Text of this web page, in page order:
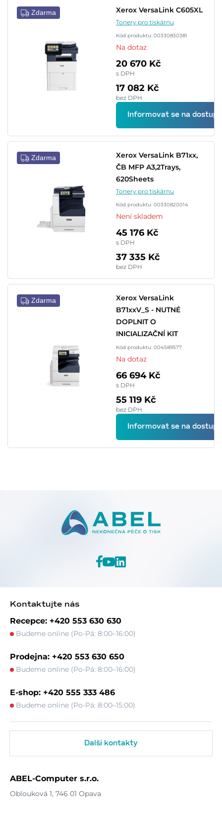
Zdarma Xerox VersaLink C605XL
Tonery pro tiskárnu
Kód produktu: 00330830381
Na dotaz
20 670 Kč
s DPH
17 082 Kč
bez DPH
Informovat se na
Zdarma
Xerox VersaLink B71xx,
ČB MFP A3,2Trays,
620Sheets
Tonery pro tiskárnu
Kód produktu: 00330820014
Není skladem
45 176 Kč
s DPH
37 335 Kč
bez DPH
Zdarma
Xerox VersaLink
B71xxV_S - NUTNÉ
DOPLNIT O
INICIALIZAČNÍ KIT
Kód produktu: 004589577
Na dotaz
66 694 Kč
s DPH
55 119 Kč
bez DPH
Informovat se na
Kontaktujte nás
Recepce: +420 553 630 630
Budeme online (Po-Pá: 8:00–16:00)
Prodejna: +420 553 630 650
Budeme online (Po-Pá: 8:00–16:00)
E-shop: +420 555 333 486
Budeme online (Po-Pá: 8:00–15:00)
Další kontakty
ABEL-Computer s.r.o.
Oblouková 1, 746 01 Opava